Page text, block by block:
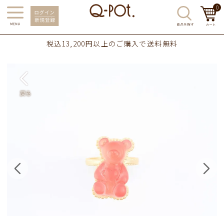
0
税込13,200円以上のご購入で送料無料